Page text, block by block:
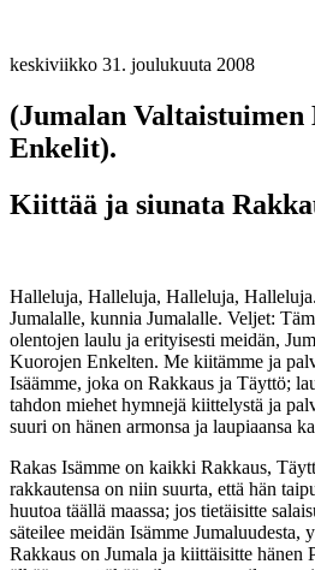
keskiviikko 31. joulukuuta 2008
(Jumalan
Enkelit).
Kiittää ja siunata
Halleluja, Halleluja, Halleluja,
Jumalalle, kunnia Jumalalle. Veljet:
olentojen laulu ja erityisesti meidän,
Kuorojen Enkelten. Me kiitämme ja
Isäämme, joka on Rakkaus ja Täyttö;
tahdon miehet hymnejä kiittelystä ja
suuri on hänen armonsa ja laupiaansa
Rakas Isämme on kaikki Rakkaus,
rakkautensa on niin suurta, että hän
huutoa täällä maassa; jos tietäisitte
säteilee meidän Isämme Jumaluudesta,
Rakkaus on Jumala ja kiittäisitte hänen